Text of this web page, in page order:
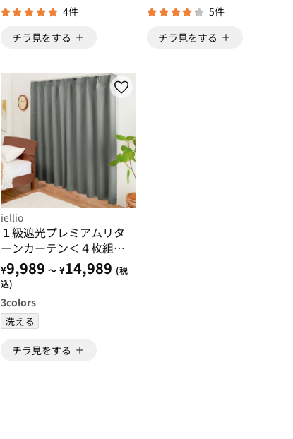
4件
チラ見をする
5件
チラ見をする
iellio
１級遮光プレミアムリタ
ーンカーテン＜４枚組・
遮光１級・無地・洗え
る・形状記憶加工・新生
活・イージーオーダー＞
¥9,989 ～ ¥14,989 (税
込)
3colors
洗える
チラ見をする